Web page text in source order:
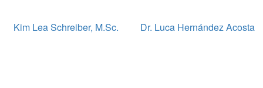
Kim Lea Schreiber, M.Sc. Dr. Luca Hernández Acosta